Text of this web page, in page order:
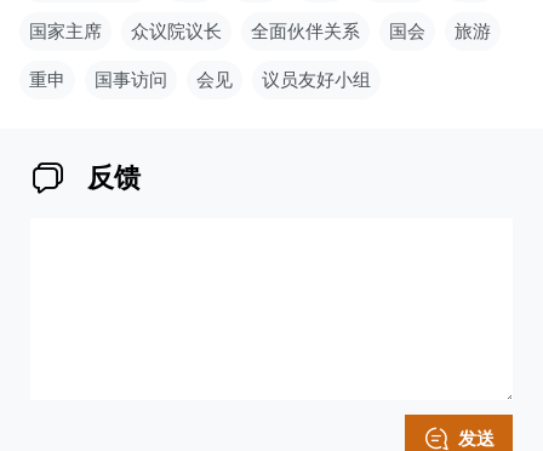
国家主席 众议院议长 全面伙伴关系 国会 旅游
重申 国事访问 会见 议员友好小组
反馈
发送